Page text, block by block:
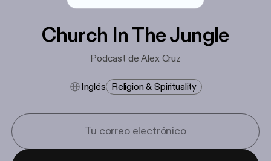
Church In The Jungle
Podcast de Alex Cruz
Inglés Religion & Spirituality